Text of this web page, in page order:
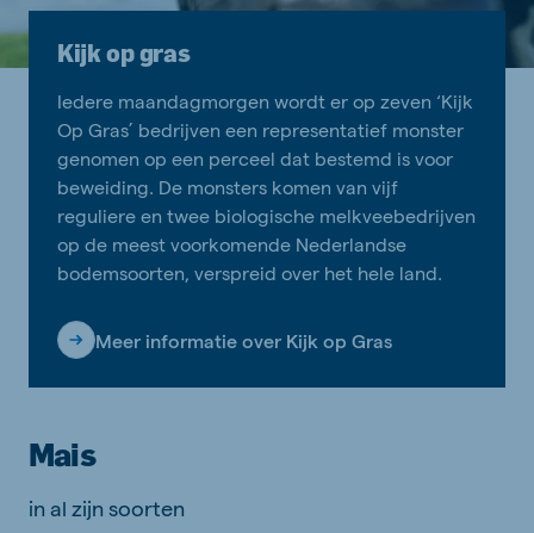
Kijk op gras
Iedere maandagmorgen wordt er op zeven ‘Kijk
Op Gras’ bedrijven een representatief monster
genomen op een perceel dat bestemd is voor
beweiding. De monsters komen van vijf
reguliere en twee biologische melkveebedrijven
op de meest voorkomende Nederlandse
bodemsoorten, verspreid over het hele land.
Meer informatie over Kijk op Gras
Mais
in al zijn soorten